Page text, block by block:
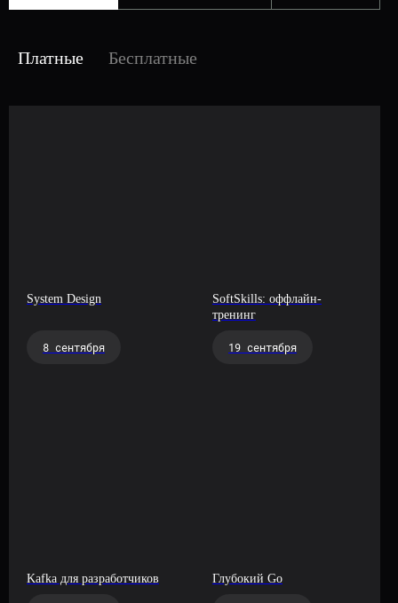
Платные Бесплатные
System Design
8 сентября
SoftSkills: оффлайн-
тренинг
19 сентября
Kafka для разработчиков Глубокий Go